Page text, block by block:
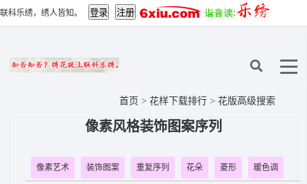
联科乐绣，绣人皆知。
首页 > 花样下载排行 > 花版高级搜索
像素风格装饰图案序列
像素艺术 装饰图案 重复序列 花朵 菱形 暖色调